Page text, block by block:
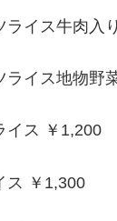
ライス牛肉入
ライス地物野
イス ￥1,200
ス ￥1,300